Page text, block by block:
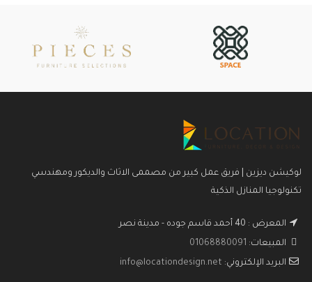
لوكيشن ديزين | فريق عمل كبير من مصممى الاثاث والديكور ومهندسي
تكنولوجيا المنازل الذكية
المعرض : 40 أحمد قاسم جوده - مدينة نصر
المبيعات: 01068880091
البريد الإلكتروني: info@locationdesign.net